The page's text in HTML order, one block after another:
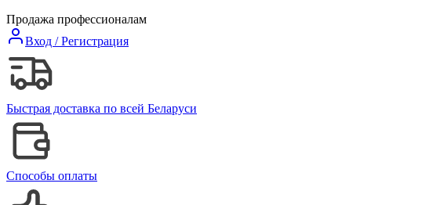
Продажа профессионалам
Вход / Регистрация
Быстрая доставка по всей Беларуси
Способы оплаты